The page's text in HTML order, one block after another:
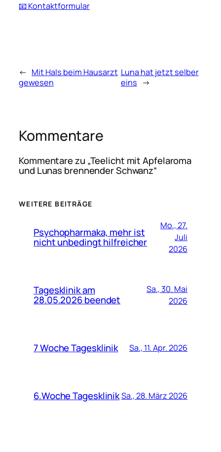
📧 Kontaktformular
← Mit Hals beim Hausarzt
gewesen
Luna hat jetzt selber
eins →
Kommentare
Kommentare zu „Teelicht mit Apfelaroma
und Lunas brennender Schwanz“
WEITERE BEITRÄGE
Psychopharmaka, mehr ist
nicht unbedingt hilfreicher
Mo., 27.
Juli
2026
Tagesklinik am
28.05.2026 beendet
Sa., 30. Mai
2026
7 Woche Tagesklinik Sa., 11. Apr. 2026
6.Woche TagesklinikSa., 28. März 2026